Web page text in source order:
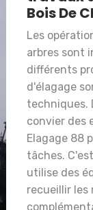
Bois De
Les
arbres sont
différents
d'élagage
techniques.
convier des
Elagage 88
tâches.
utilise des
recueillir les